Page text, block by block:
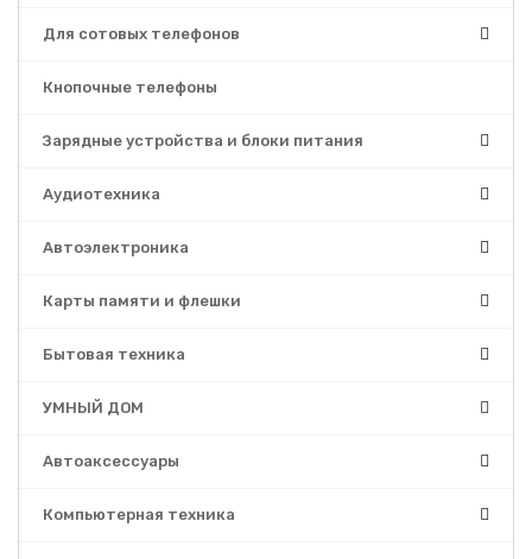
Для сотовых телефонов
Кнопочные телефоны
Зарядные устройства и блоки питания
Аудиотехника
Автоэлектроника
Карты памяти и флешки
Бытовая техника
УМНЫЙ ДОМ
Автоаксессуары
Компьютерная техника